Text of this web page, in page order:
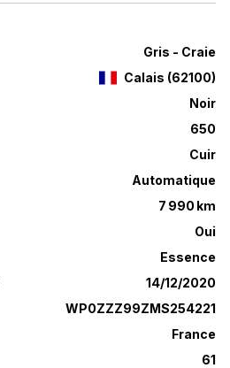
Gris - Craie
Calais (62100)
Noir
650
Cuir
Automatique
7 990 km
Oui
Essence
14/12/2020
WP0ZZZ99ZMS254221
France
61